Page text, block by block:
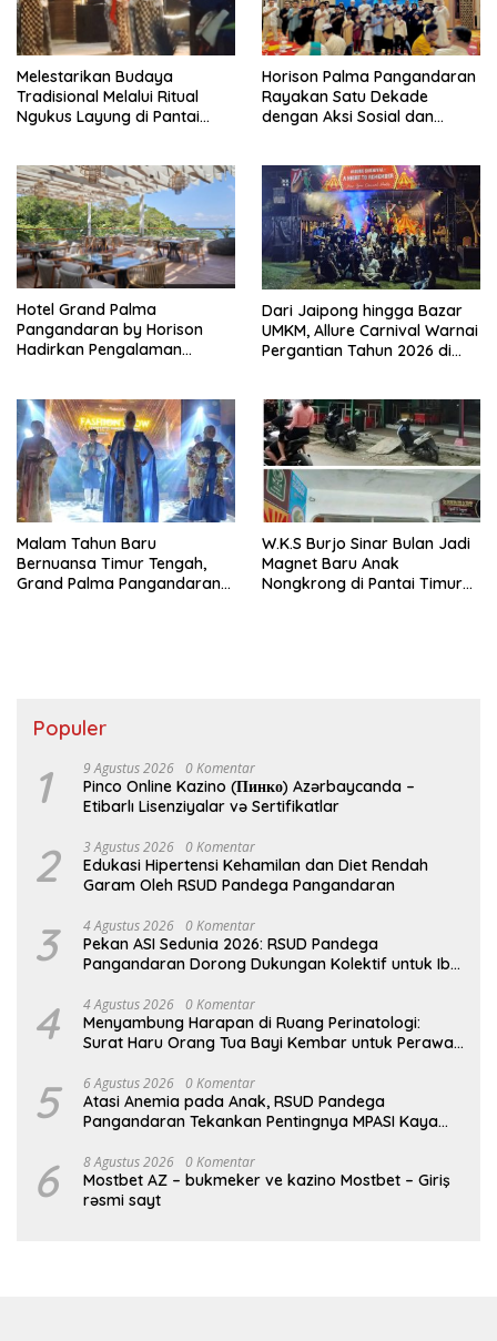
Melestarikan Budaya
Tradisional Melalui Ritual
Ngukus Layung di Pantai
Horison Palma Pangandaran
Rayakan Satu Dekade
dengan Aksi Sosial dan
Hotel Grand Palma
Pangandaran by Horison
Hadirkan Pengalaman
Dari Jaipong hingga Bazar
UMKM, Allure Carnival Warnai
Pergantian Tahun 2026 di
Malam Tahun Baru
Bernuansa Timur Tengah,
Grand Palma Pangandaran
W.K.S Burjo Sinar Bulan Jadi
Magnet Baru Anak
Nongkrong di Pantai Timur
Populer
1 9 Agustus 2026 0 Komentar
Pinco Online Kazino (Пинко) Azərbaycanda –
Etibarlı Lisenziyalar və Sertifikatlar
2 3 Agustus 2026 0 Komentar
Edukasi Hipertensi Kehamilan dan Diet Rendah
Garam Oleh RSUD Pandega Pangandaran
3 4 Agustus 2026 0 Komentar
Pekan ASI Sedunia 2026: RSUD Pandega
Pangandaran Dorong Dukungan Kolektif untuk Ibu
4 4 Agustus 2026 0 Komentar
Menyambung Harapan di Ruang Perinatologi:
Surat Haru Orang Tua Bayi Kembar untuk Perawat
5 6 Agustus 2026 0 Komentar
Atasi Anemia pada Anak, RSUD Pandega
Pangandaran Tekankan Pentingnya MPASI Kaya
6 8 Agustus 2026 0 Komentar
Mostbet AZ – bukmeker ve kazino Mostbet – Giriş
rəsmi sayt